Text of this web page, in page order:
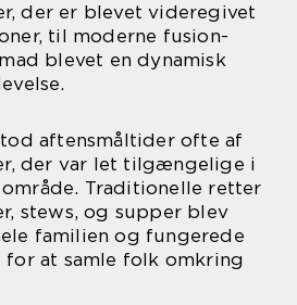
der er blevet videregivet
til moderne fusion-
blevet en dynamisk
aftensmåltider ofte af
der var let tilgængelige i
Traditionelle retter
stews, og supper blev
familien og fungerede
for at samle folk omkring